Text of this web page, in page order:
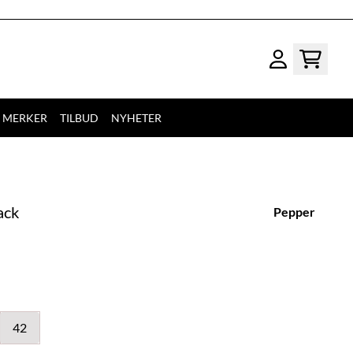
MERKER TILBUD NYHETER
Pepper
42